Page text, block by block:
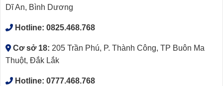
Dĩ An, Bình Dương
Hotline: 0825.468.768
Cơ sở 18: 205 Trần Phú, P. Thành Công, TP Buôn Ma
Thuột, Đắk Lắk
Hotline: 0777.468.768